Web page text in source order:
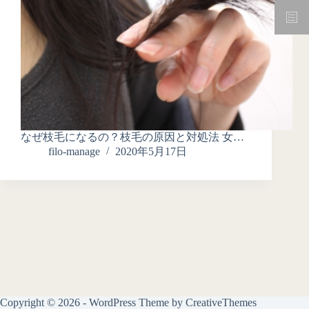
なぜ枝毛になるの？枝毛の原因と対処法 女…
filo-manage
2020年5月17日
Copyright © 2026 - WordPress Theme by CreativeThemes